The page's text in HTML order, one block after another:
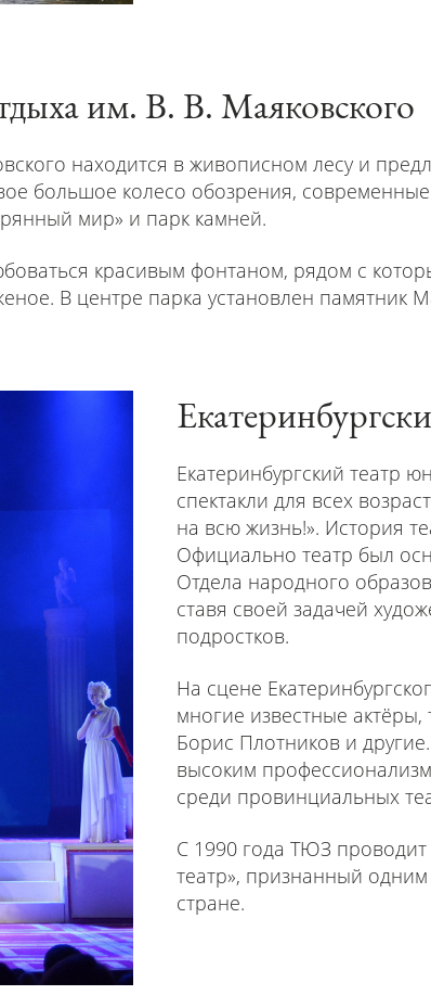
им. В. В. Маяковского
находится в живописном лесу и
большое колесо обозрения,
мир» и парк камней.
красивым фонтаном, рядом с
В центре парка установлен памятник
Екатеринбургский театр
спектакли для всех
на всю жизнь!». История
Официально театр был
Отдела народного
ставя своей задачей
подростков.
На сцене
многие известные
Борис Плотников и
высоким
среди провинциальных
С 1990 года ТЮЗ
театр», признанный
стране.